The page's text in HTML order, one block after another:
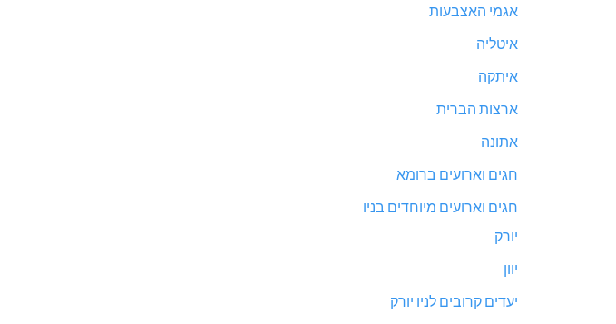
אגמי האצבעות
איטליה
איתקה
ארצות הברית
אתונה
חגים וארועים ברומא
חגים וארועים מיוחדים בניו
יורק
יוון
יעדים קרובים לניו יורק